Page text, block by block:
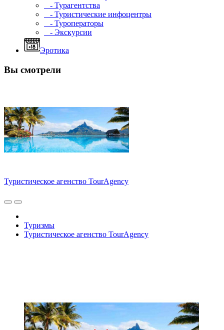
- Турагентства
- Туристические инфоцентры
- Туроператоры
- Экскурсии
Эротика
Вы смотрели
Туристическое агенство TourAgency
Туризмы
Туристическое агенство TourAgency